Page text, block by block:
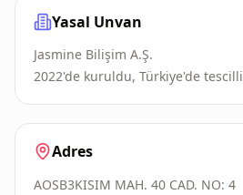
Yasal Unvan
Jasmine Bilişim A.Ş.
2022'de kuruldu, Türkiye'de tescilli
Adres
AOSB3KISIM MAH. 40 CAD. NO: 4